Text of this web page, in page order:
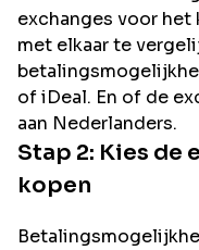
exchanges voor het
met elkaar te
of iDeal. En of de
aan Nederlanders.
Stap 2: Kies de
kopen